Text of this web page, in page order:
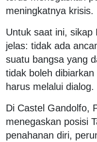
meningkatnya krisis.
Untuk saat ini, sikap
jelas: tidak ada
suatu bangsa yang
tidak boleh
harus melalui dialog.
Di Castel Gandolfo,
menegaskan posisi
penahanan diri,